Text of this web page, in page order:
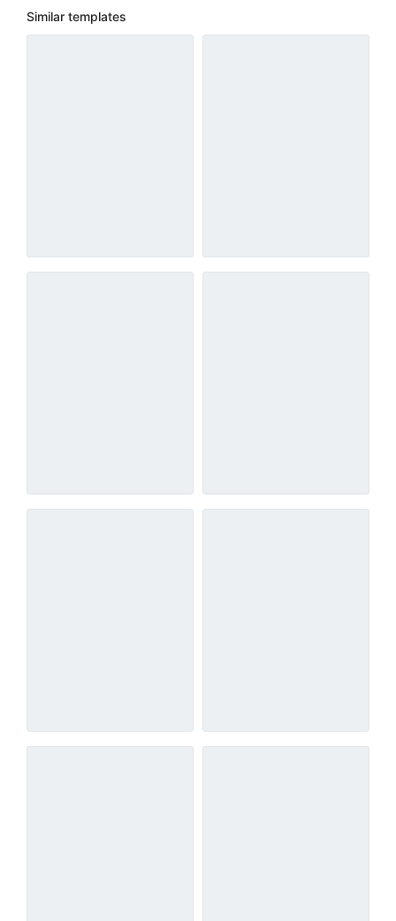
Similar templates